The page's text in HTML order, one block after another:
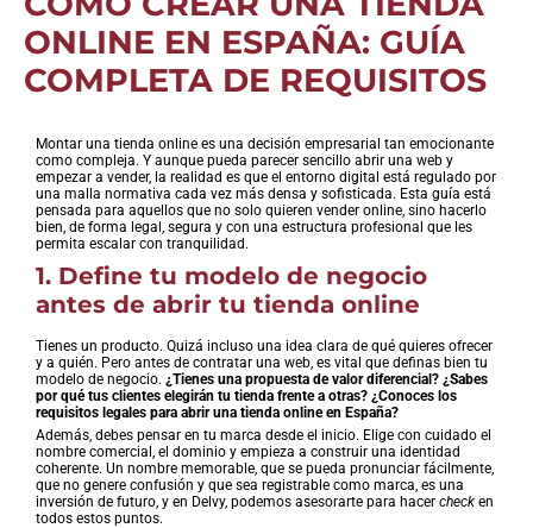
ONLINE EN ESPAÑA: GUÍA
COMPLETA DE REQUISITOS
Montar una tienda online es una decisión empresarial tan emocionante
como compleja. Y aunque pueda parecer sencillo abrir una web y
empezar a vender, la realidad es que el entorno digital está regulado por
una malla normativa cada vez más densa y sofisticada. Esta guía está
pensada para aquellos que no solo quieren vender online, sino hacerlo
bien, de forma legal, segura y con una estructura profesional que les
permita escalar con tranquilidad.
1. Define tu modelo de negocio
antes de abrir tu tienda online
Tienes un producto. Quizá incluso una idea clara de qué quieres ofrecer
y a quién. Pero antes de contratar una web, es vital que definas bien tu
modelo de negocio. ¿Tienes una propuesta de valor diferencial? ¿Sabes
por qué tus clientes elegirán tu tienda frente a otras? ¿Conoces los
requisitos legales para abrir una tienda online en España?
Además, debes pensar en tu marca desde el inicio. Elige con cuidado el
nombre comercial, el dominio y empieza a construir una identidad
coherente. Un nombre memorable, que se pueda pronunciar fácilmente,
que no genere confusión y que sea registrable como marca, es una
inversión de futuro, y en Delvy, podemos asesorarte para hacer check en
todos estos puntos.